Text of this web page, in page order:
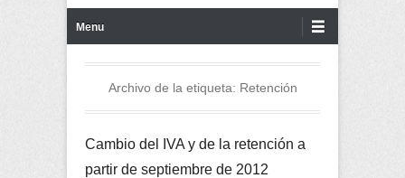
Menu
Archivo de la etiqueta: Retención
Cambio del IVA y de la retención a
partir de septiembre de 2012